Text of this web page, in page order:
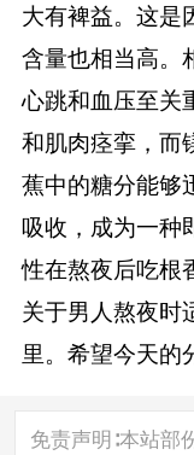
大有裨益。这是
含量也相当高。
心跳和血压至关
和肌肉痉挛，而
蕉中的糖分能够
吸收，成为一种
性在熬夜后吃根
关于男人熬夜时
里。希望今天的
免责声明∶本站部